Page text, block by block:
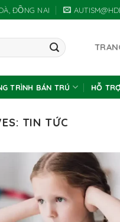
ĐỒNG NAI
TRÌNH BÁN TRÚ HỖ
TIN TỨC